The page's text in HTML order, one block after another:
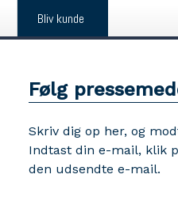
Bliv kunde
Følg
Skriv dig op her, og
Indtast din e-mail, klik
den udsendte e-mail.